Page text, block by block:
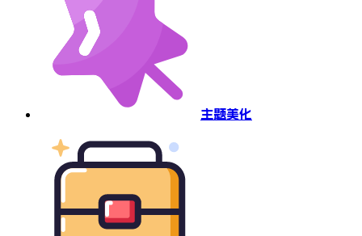
主题美化